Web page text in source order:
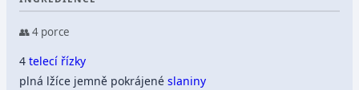
👥 4 porce
4telecí řízky
plná lžíce jemně pokrájenéslaniny